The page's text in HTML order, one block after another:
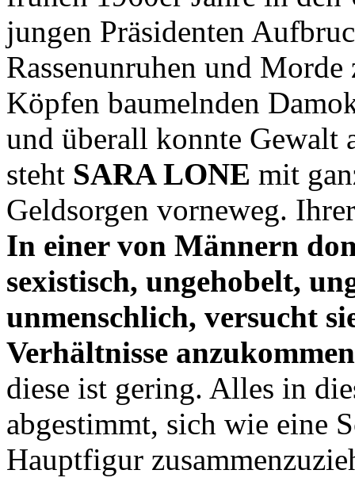
jungen Präsidenten
Rassenunruhen und
Köpfen baumelnden
und überall konnte Gewalt
steht SARA LONE mit
Geldsorgen vorneweg.
In einer von Männern
sexistisch, ungehobelt,
unmenschlich, versucht
Verhältnisse
diese ist gering. Alles in
abgestimmt, sich wie eine
Hauptfigur